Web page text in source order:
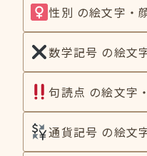
性別 の絵文字・
数学記号 の絵文
句読点 の絵文字
通貨記号 の絵文